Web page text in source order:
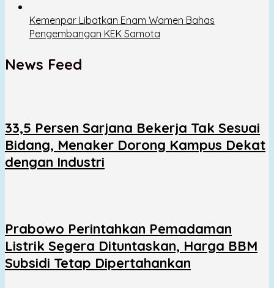
Kemenpar Libatkan Enam Wamen Bahas
Pengembangan KEK Samota
News Feed
33,5 Persen Sarjana Bekerja Tak Sesuai
Bidang, Menaker Dorong Kampus Dekat
dengan Industri
Prabowo Perintahkan Pemadaman
Listrik Segera Dituntaskan, Harga BBM
Subsidi Tetap Dipertahankan